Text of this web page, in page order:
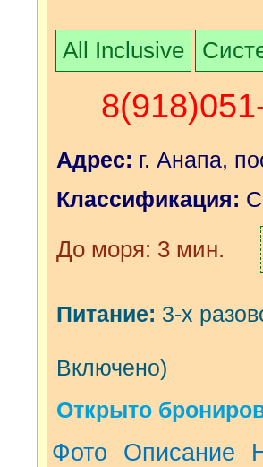
All Inclusive
Адрес: г. Анапа,
Классификация:
До моря: 3 мин.
Питание: 3-х
Включено)
Открыто
Фото Описание